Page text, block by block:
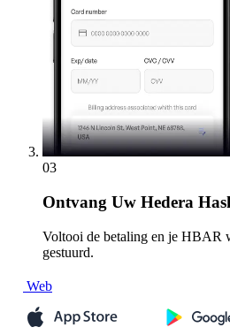
03
Ontvang Uw Hedera
Voltooi de betaling en je HBAR
gestuurd.
Web